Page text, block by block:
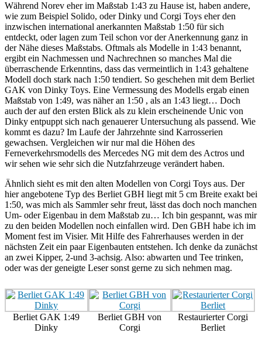
Während Norev eher im Maßstab 1:43 zu Hause ist, haben andere,
wie zum Beispiel Solido, oder Dinky und Corgi Toys eher den
inzwischen international anerkannten Maßstab 1:50 für sich
entdeckt, oder lagen zum Teil schon vor der Anerkennung ganz in
der Nähe dieses Maßstabs. Oftmals als Modelle in 1:43 benannt,
ergibt ein Nachmessen und Nachrechnen so manches Mal die
überraschende Erkenntins, dass das vermeintlich in 1:43 gehaltene
Modell doch stark nach 1:50 tendiert. So geschehen mit dem Berliet
GAK von Dinky Toys. Eine Vermessung des Modells ergab einen
Maßstab von 1:49, was näher an 1:50 , als an 1:43 liegt… Doch
auch der auf den ersten Blick als zu klein erscheinende Unic von
Dinky entpuppt sich nach genauerer Untersuchung als passend. Wie
kommt es dazu? Im Laufe der Jahrzehnte sind Karrosserien
gewachsen. Vergleichen wir nur mal die Höhen des
Ferneverkehrsmodells des Mercedes NG mit dem des Actros und
wir sehen wie sehr sich die Nutzfahrzeuge verändert haben.
Ähnlich sieht es mit den alten Modellen von Corgi Toys aus. Der
hier angebotene Typ des Berliet GBH liegt mit 5 cm Breite exakt bei
1:50, was mich als Sammler sehr freut, lässt das doch noch manchen
Um- oder Eigenbau in dem Maßstab zu… Ich bin gespannt, was mir
zu den beiden Modellen noch einfallen wird. Den GBH habe ich im
Moment fest im Visier. Mit Hilfe des Fahrerhauses werden in der
nächsten Zeit ein paar Eigenbauten entstehen. Ich denke da zunächst
an zwei Kipper, 2-und 3-achsig. Also: abwarten und Tee trinken,
oder was der geneigte Leser sonst gerne zu sich nehmen mag.
Berliet GAK 1:49
Dinky
Berliet GBH von
Corgi
Restaurierter Corgi
Berliet